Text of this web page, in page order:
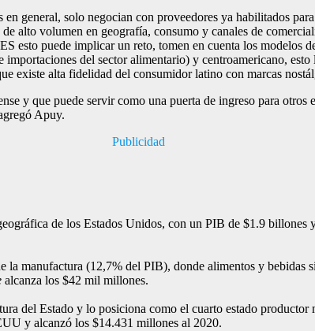
general, solo negocian con proveedores ya habilitados
alto volumen en geografía, consumo y canales de
esto puede implicar un reto, tomen en cuenta los modelos
del sector alimentario) y centroamericano,
existe alta fidelidad del consumidor latino con marcas
y que puede servir como una puerta de ingreso para
Apuy.
Publicidad
de los Estados Unidos, con un PIB de $1.9
manufactura (12,7% del PIB), donde alimentos y
alcanza los $42 mil millones.
del Estado y lo posiciona como el cuarto estado
y alcanzó los $14.431 millones al 2020.